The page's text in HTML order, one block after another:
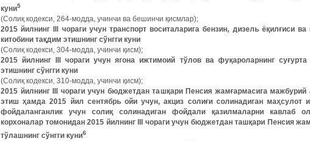
куни5
(Солиқ кодекси, 264-модда, учинчи ва бешинчи қисмлар);
2015 йилнинг III чораги учун транспорт воситаларига бензин, дизель ёқилғиси
китобини тақдим этишнинг сўнгги куни
(Солиқ кодекси, 304-модда, учинчи қисм);
2015 йилнинг III чораги учун ягона ижтимоий тўлов ва фуқароларнинг
этишнинг сўнгги куни
(Солиқ кодекси, 310-модда, учинчи қисм);
2015 йилнинг III чораги учун бюджетдан ташқари Пенсия жамғармасига мажбурий
этиш ҳамда 2015 йил сентябрь ойи учун, акциз солиғи солинадиган маҳсулот
фойдаланганлик учун солиқ солинадиган фойдали қазилмаларни кавлаб
корхоналар томонидан 2015 йилнинг III чораги учун бюджетдан ташқари Пенсия
тўлашнинг сўнгги куни6